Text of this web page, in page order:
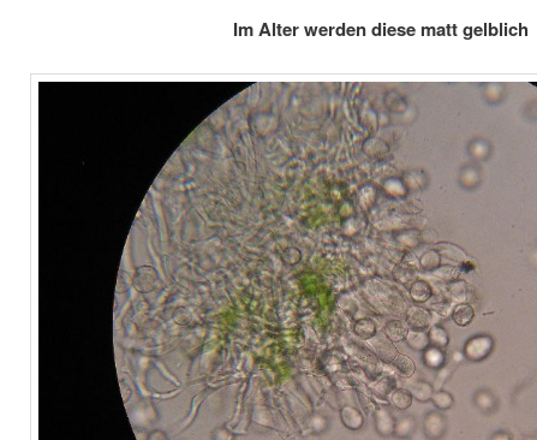
Im Alter werden diese matt gelblich